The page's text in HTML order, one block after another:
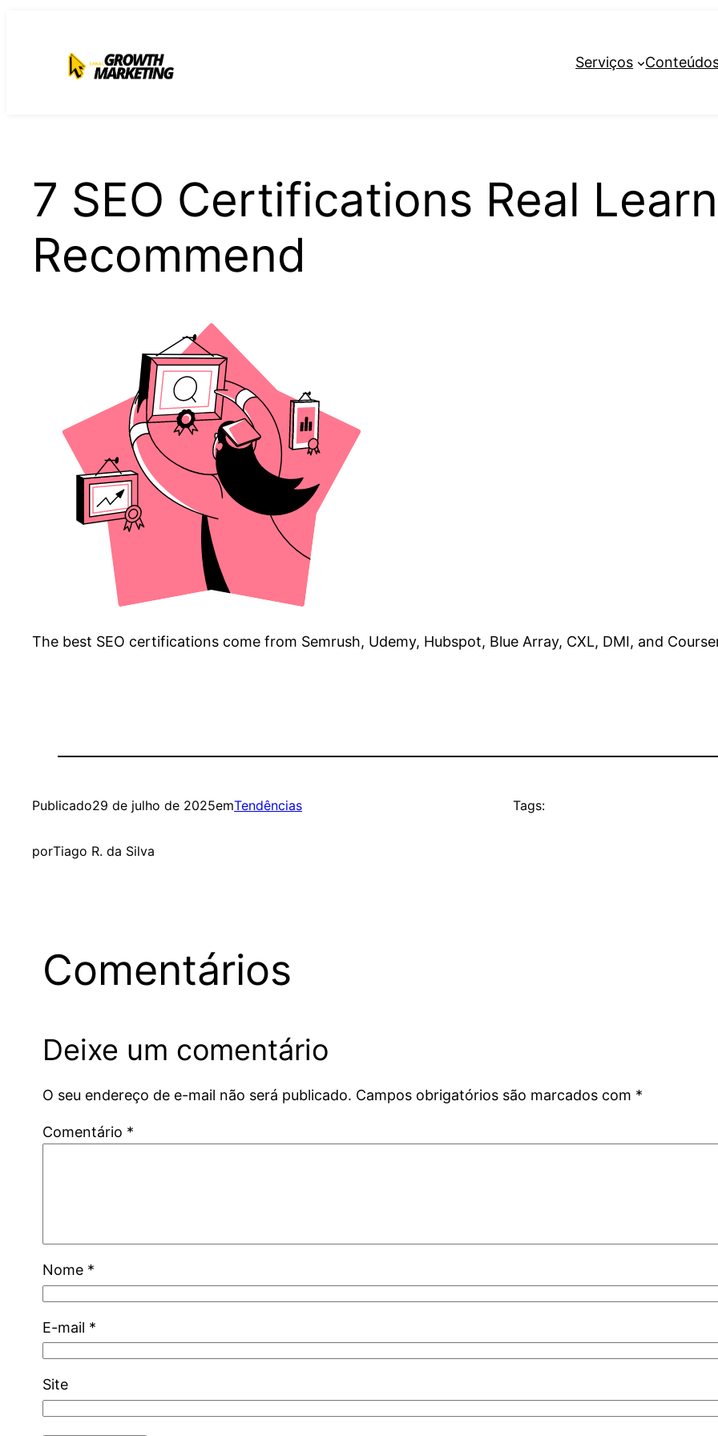
conteúdo
Serviços
7 SEO Certifications Real
Recommend
The best SEO certifications come from Semrush, Udemy, Hubspot, Blue Array, CXL, DMI, and
Publicado29 de julho de 2025emTendências
porTiago R. da Silva
Tags:
Comentários
Deixe um comentário
O seu endereço de e-mail não será publicado. Campos obrigatórios são marcados com *
Comentário *
Nome *
E-mail *
Site